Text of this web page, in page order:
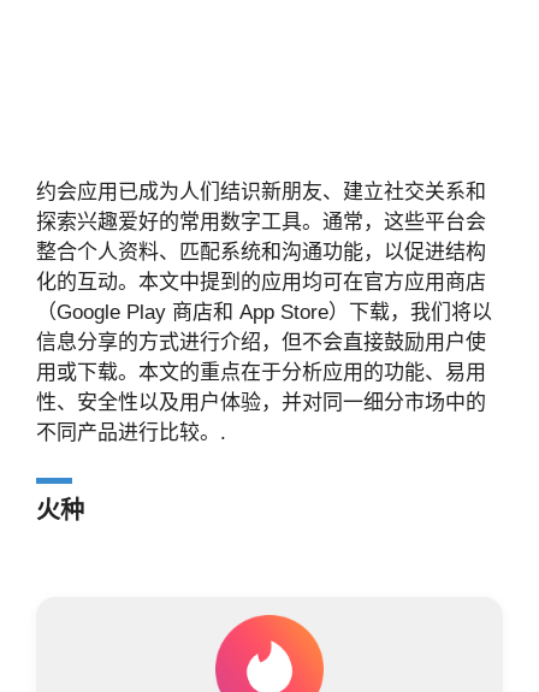
约会应用已成为人们结识新朋友、建立社交关系和
探索兴趣爱好的常用数字工具。通常，这些平台会
整合个人资料、匹配系统和沟通功能，以促进结构
化的互动。本文中提到的应用均可在官方应用商店
（Google Play 商店和 App Store）下载，我们将以
信息分享的方式进行介绍，但不会直接鼓励用户使
用或下载。本文的重点在于分析应用的功能、易用
性、安全性以及用户体验，并对同一细分市场中的
不同产品进行比较。.
火种